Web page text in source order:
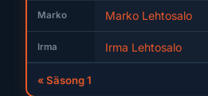
Marko Marko Lehtosalo
Irma Irma Lehtosalo
« Säsong 1